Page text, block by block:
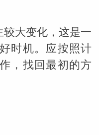
大变化，这是一
时机。应按照计
，找回最初的方